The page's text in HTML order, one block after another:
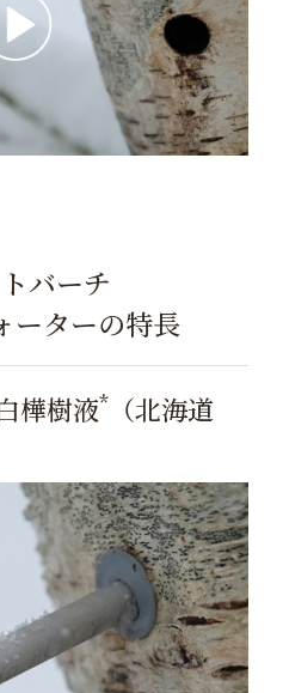
バーチ
ーターの特長
樺樹液*（北海道